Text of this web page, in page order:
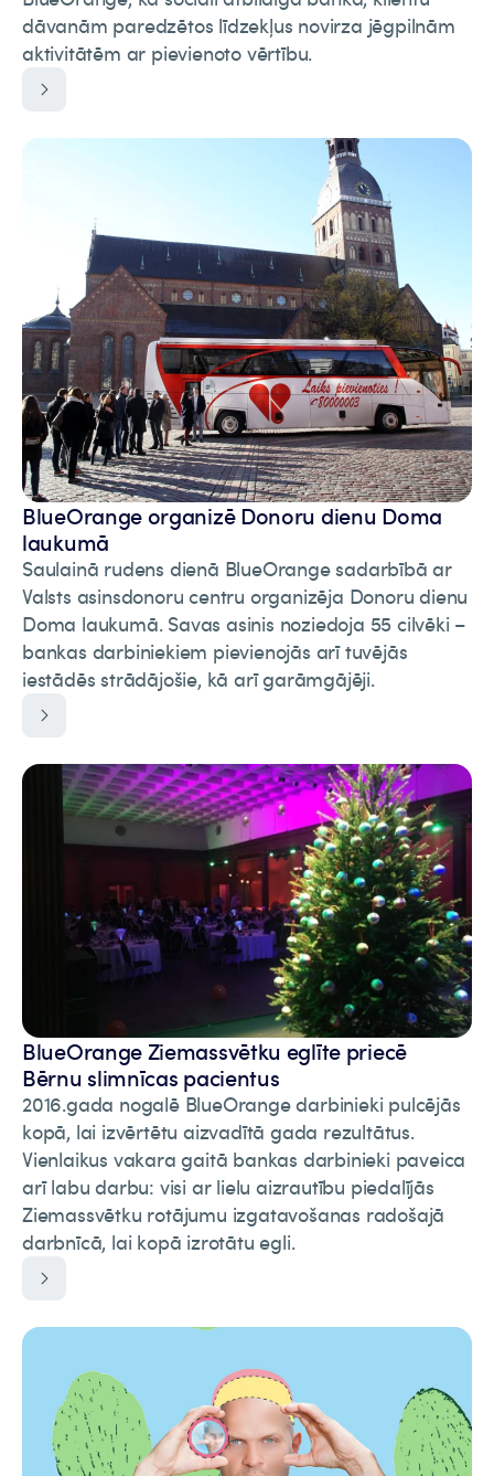
dāvanām paredzētos līdzekļus novirza jēgpilnām
aktivitātēm ar pievienoto vērtību.
BlueOrange organizē Donoru dienu Doma
laukumā
Saulainā rudens dienā BlueOrange sadarbībā ar
Valsts asinsdonoru centru organizēja Donoru dienu
Doma laukumā. Savas asinis noziedoja 55 cilvēki –
bankas darbiniekiem pievienojās arī tuvējās
iestādēs strādājošie, kā arī garāmgājēji.
BlueOrange Ziemassvētku eglīte priecē
Bērnu slimnīcas pacientus
2016.gada nogalē BlueOrange darbinieki pulcējās
kopā, lai izvērtētu aizvadītā gada rezultātus.
Vienlaikus vakara gaitā bankas darbinieki paveica
arī labu darbu: visi ar lielu aizrautību piedalījās
Ziemassvētku rotājumu izgatavošanas radošajā
darbnīcā, lai kopā izrotātu egli.